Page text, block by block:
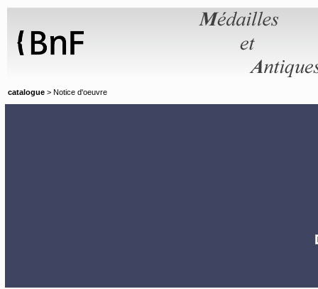
catalogue > Notice d'oeuvre